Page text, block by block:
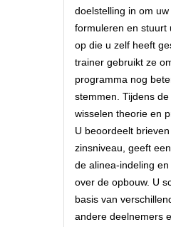
doelstelling in om
formuleren en stuurt
op die u zelf heeft
trainer gebruikt ze
programma nog
stemmen. Tijdens
wisselen theorie en
U beoordeelt
zinsniveau, geeft
de alinea-indeling
over de opbouw. U
basis van
andere deelnemers